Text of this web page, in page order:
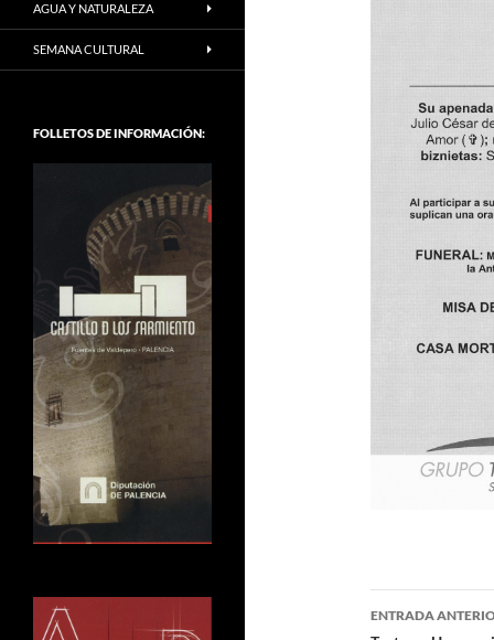
ENTRADA
AGUA Y NATURALEZA
SEMANA CULTURAL
FOLLETOS DE INFORMACIÓN: